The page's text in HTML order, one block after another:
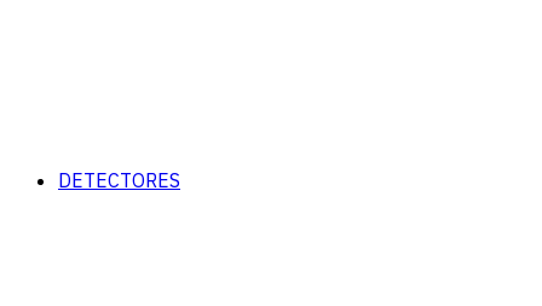
DETECTORES